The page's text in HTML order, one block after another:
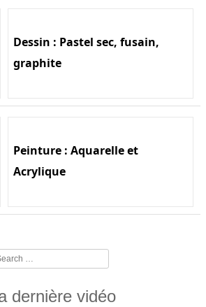
Dessin : Pastel sec, fusain,
graphite
Peinture : Aquarelle et
Acrylique
dernière vidéo